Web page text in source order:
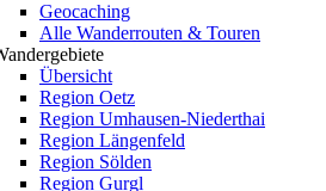
Geocaching
Alle Wanderrouten & Touren
Übersicht
Region Oetz
Region Umhausen-Niederthai
Region Längenfeld
Region Sölden
Region Gurgl